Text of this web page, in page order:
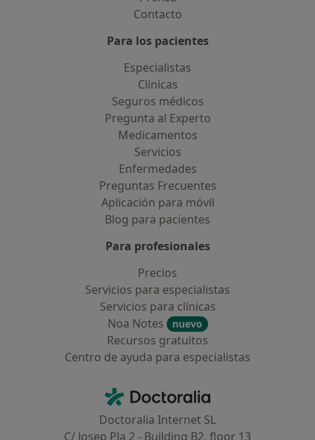
Contacto
Para los pacientes
Especialistas
Clínicas
Seguros médicos
Pregunta al Experto
Medicamentos
Servicios
Enfermedades
Preguntas Frecuentes
Aplicación para móvil
Blog para pacientes
Para profesionales
Precios
Servicios para especialistas
Servicios para clínicas
Noa Notes
nuevo
Recursos gratuitos
Centro de ayuda para especialistas
Doctoralia - Página de inicio
Doctoralia Internet SL
C/ Josep Pla 2 - Building B2, floor 13